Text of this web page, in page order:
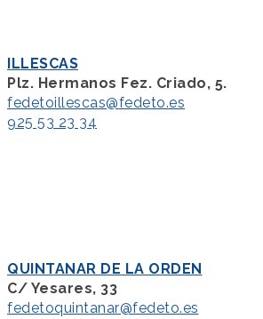
ILLESCAS
Plz. Hermanos Fez. Criado, 5.
fedetoillescas@fedeto.es
925 53 23 34
QUINTANAR DE LA ORDEN
C/ Yesares, 33
fedetoquintanar@fedeto.es